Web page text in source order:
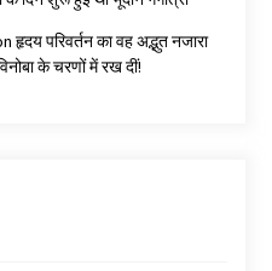
हृदय परिवर्तन का वह अद्भुत नजारा
के चरणों में रख दीं!